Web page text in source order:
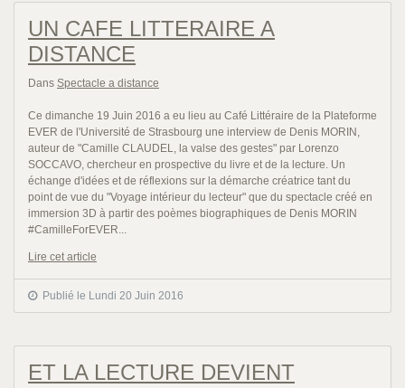
UN CAFE LITTERAIRE A
DISTANCE
Dans Spectacle a distance
Ce dimanche 19 Juin 2016 a eu lieu au Café Littéraire de la Plateforme
EVER de l'Université de Strasbourg une interview de Denis MORIN,
auteur de "Camille CLAUDEL, la valse des gestes" par Lorenzo
SOCCAVO, chercheur en prospective du livre et de la lecture. Un
échange d'idées et de réflexions sur la démarche créatrice tant du
point de vue du "Voyage intérieur du lecteur" que du spectacle créé en
immersion 3D à partir des poèmes biographiques de Denis MORIN
#CamilleForEVER...
Lire cet article
Publié le Lundi 20 Juin 2016
ET LA LECTURE DEVIENT